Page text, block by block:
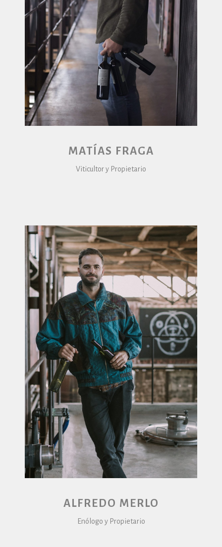
MATÍAS FRAGA
Viticultor y Propietario
ALFREDO MERLO
Enólogo y Propietario